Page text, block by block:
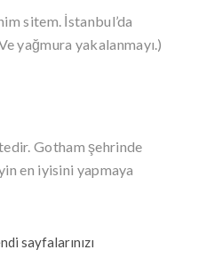
sitem. İstanbul’da
yağmura yakalanmayı.)
Gotham şehrinde
en iyisini yapmaya
sayfalarınızı